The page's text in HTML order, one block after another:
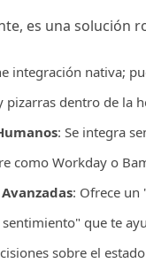
es una solución
integración nativa;
pizarras dentro de la
: Se integra
como Workday o
: Ofrece un
que te
sobre el